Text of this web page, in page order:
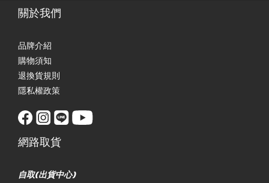
關於我們
品牌介紹
購物須知
退換貨規則
隱私權政策
網路取貨
自取(出貨中心)